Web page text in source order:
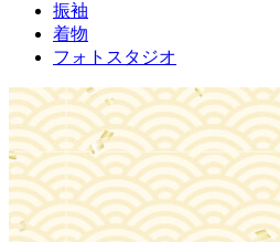
振袖
着物
フォトスタジオ